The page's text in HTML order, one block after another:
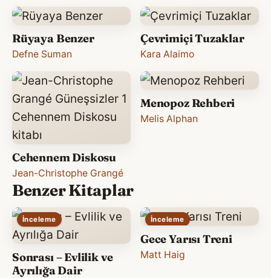
Rüyaya Benzer
Defne Suman
Çevrimiçi Tuzaklar
Kara Alaimo
Cehennem Diskosu
Jean-Christophe Grangé
Menopoz Rehberi
Melis Alphan
Benzer Kitaplar
İnceleme
Sonrası – Evlilik ve
Ayrılığa Dair
İnceleme
Gece Yarısı Treni
Matt Haig